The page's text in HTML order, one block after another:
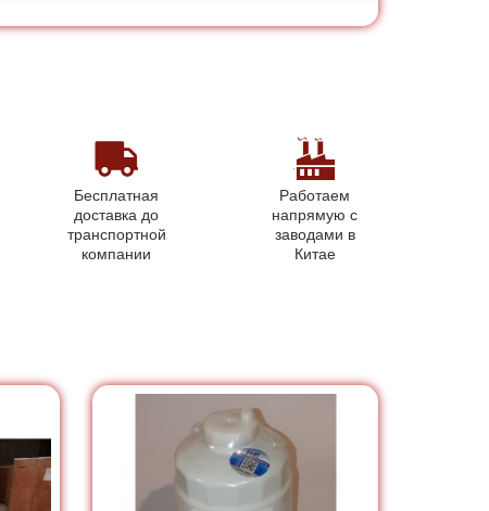
Бесплатная
доставка до
транспортной
компании
Работаем
напрямую с
заводами в
Китае